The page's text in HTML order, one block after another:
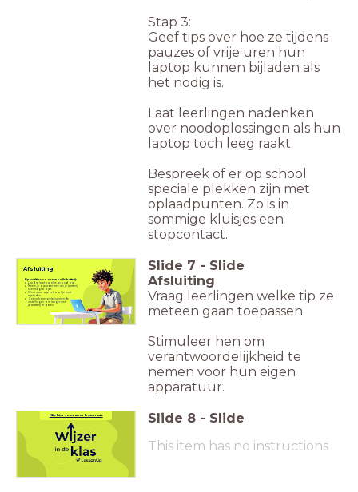
Stap 3:
Geef tips over hoe ze tijdens
pauzes of vrije uren hun
laptop kunnen bijladen als
het nodig is.
Laat leerlingen nadenken
over noodoplossingen als hun
laptop toch leeg raakt.
Bespreek of er op school
speciale plekken zijn met
oplaadpunten. Zo is in
sommige kluisjes een
stopcontact.
Afsluiting
Oplaadtips voor een volle batterij:
Laad je laptop elke avond op.
Neem je oplader mee als je batterij
snel leegloopt.
Weet waar op school je kunt
opladen.
Gebruik energiebesparende
instellingen om langer met
je batterij te doen.
Slide 7 - Slide
Afsluiting
Vraag leerlingen welke tip ze
meteen gaan toepassen.
Stimuleer hen om
verantwoordelijkheid te
nemen voor hun eigen
apparatuur.
Klik hier voor meer lessen van: Slide 8 - Slide
This item has no instructions